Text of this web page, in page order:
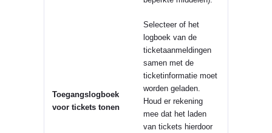
Toegangslogboek
voor tickets tonen
Selecteer of het
logboek van de
ticketaanmeldingen
samen met de
ticketinformatie moet
worden geladen.
Houd er rekening
mee dat het laden
van tickets hierdoor